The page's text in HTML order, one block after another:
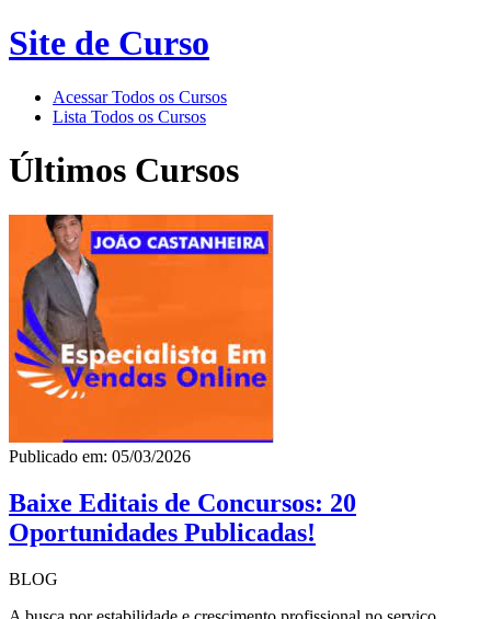
Site de Curso
Acessar Todos os Cursos
Lista Todos os Cursos
Últimos Cursos
Publicado em: 05/03/2026
Baixe Editais de Concursos: 20
Oportunidades Publicadas!
BLOG